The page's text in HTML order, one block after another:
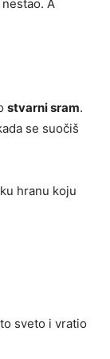
A
stvarni sram.
se suočiš
hranu koju
sveto i vratio